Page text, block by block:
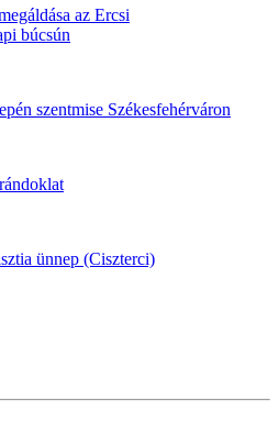
az Ercsi
búcsún
szentmise Székesfehérváron
ünnep (Ciszterci)